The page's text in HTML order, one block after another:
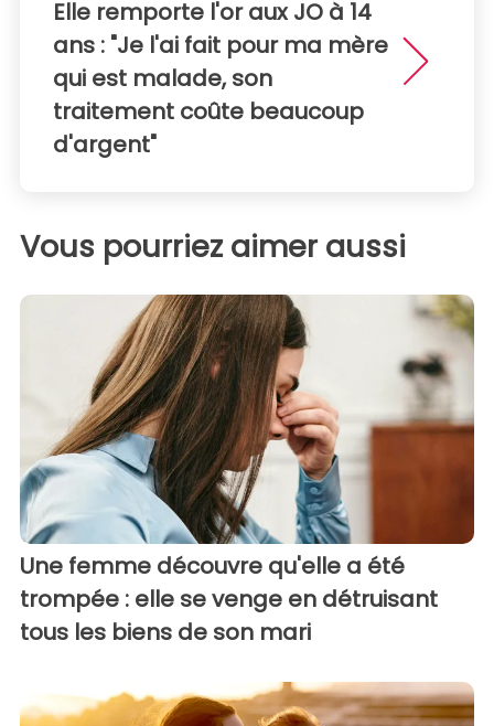
Elle remporte l'or aux JO à 14
ans : "Je l'ai fait pour ma mère
qui est malade, son
traitement coûte beaucoup
d'argent"
Vous pourriez aimer aussi
Une femme découvre qu'elle a été
trompée : elle se venge en détruisant
tous les biens de son mari